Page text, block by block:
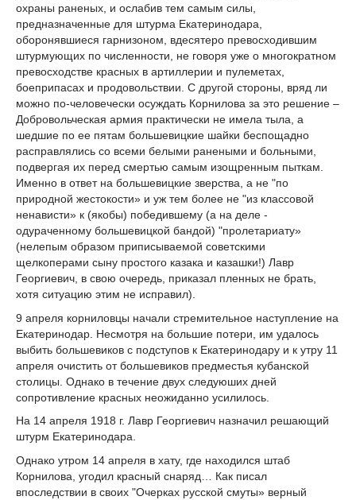
охраны раненых, и ослабив тем самым силы,
предназначенные для штурма Екатеринодара,
оборонявшиеся гарнизоном, вдесятеро превосходившим
штурмующих по численности, не говоря уже о многократном
превосходстве красных в артиллерии и пулеметах,
боеприпасах и продовольствии. С другой стороны, вряд ли
можно по-человечески осуждать Корнилова за это решение –
Добровольческая армия практически не имела тыла, а
шедшие по ее пятам большевицкие шайки беспощадно
расправлялись со всеми белыми ранеными и больными,
подвергая их перед смертью самым изощренным пыткам.
Именно в ответ на большевицкие зверства, а не "по
природной жестокости» и уж тем более не "из классовой
ненависти» к (якобы) победившему (а на деле -
одураченному большевицкой бандой) "пролетариату»
(нелепым образом приписываемой советскими
щелкоперами сыну простого казака и казашки!) Лавр
Георгиевич, в свою очередь, приказал пленных не брать,
хотя ситуацию этим не исправил).
9 апреля корниловцы начали стремительное наступление на
Екатеринодар. Несмотря на большие потери, им удалось
выбить большевиков с подступов к Екатеринодару и к утру 11
апреля очистить от большевиков предместья кубанской
столицы. Однако в течение двух следуюших дней
сопротивление красных неожиданно усилилось.
На 14 апреля 1918 г. Лавр Георгиевич назначил решающий
штурм Екатеринодара.
Однако утром 14 апреля в хату, где находился штаб
Корнилова, угодил красный снаряд… Как писал
впоследствии в своих "Очерках русской смуты» верный